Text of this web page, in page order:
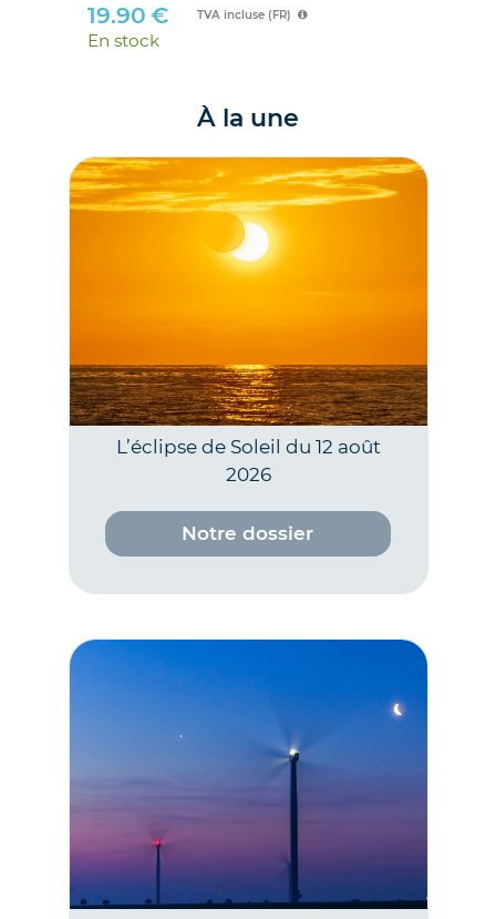
19.90 € TVA incluse (FR)
En stock
À la une
L’éclipse de Soleil du 12 août
2026
Notre dossier